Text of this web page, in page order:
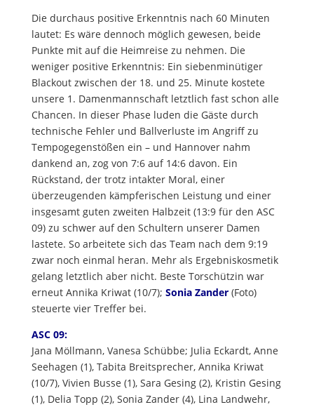
Die durchaus positive Erkenntnis nach 60 Minuten
lautet: Es wäre dennoch möglich gewesen, beide
Punkte mit auf die Heimreise zu nehmen. Die
weniger positive Erkenntnis: Ein siebenminütiger
Blackout zwischen der 18. und 25. Minute kostete
unsere 1. Damenmannschaft letztlich fast schon alle
Chancen. In dieser Phase luden die Gäste durch
technische Fehler und Ballverluste im Angriff zu
Tempogegenstößen ein – und Hannover nahm
dankend an, zog von 7:6 auf 14:6 davon. Ein
Rückstand, der trotz intakter Moral, einer
überzeugenden kämpferischen Leistung und einer
insgesamt guten zweiten Halbzeit (13:9 für den ASC
09) zu schwer auf den Schultern unserer Damen
lastete. So arbeitete sich das Team nach dem 9:19
zwar noch einmal heran. Mehr als Ergebniskosmetik
gelang letztlich aber nicht. Beste Torschützin war
erneut Annika Kriwat (10/7); Sonia Zander(Foto)
steuerte vier Treffer bei.
ASC 09:
Jana Möllmann, Vanesa Schübbe; Julia Eckardt, Anne
Seehagen (1), Tabita Breitsprecher, Annika Kriwat
(10/7), Vivien Busse (1), Sara Gesing (2), Kristin Gesing
(1), Delia Topp (2), Sonia Zander (4), Lina Landwehr,